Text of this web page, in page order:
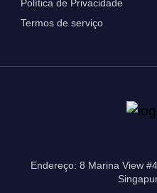
Política de Privacidade
Termos de serviço
Endereço: 8 Marina View